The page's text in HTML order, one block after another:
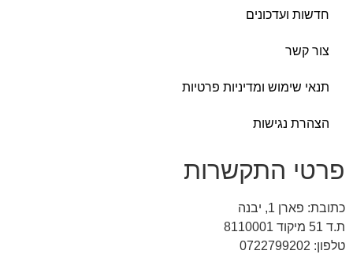
ועדכונים
ומדיניות פרטיות
נגישות
התקשרות
יבנה